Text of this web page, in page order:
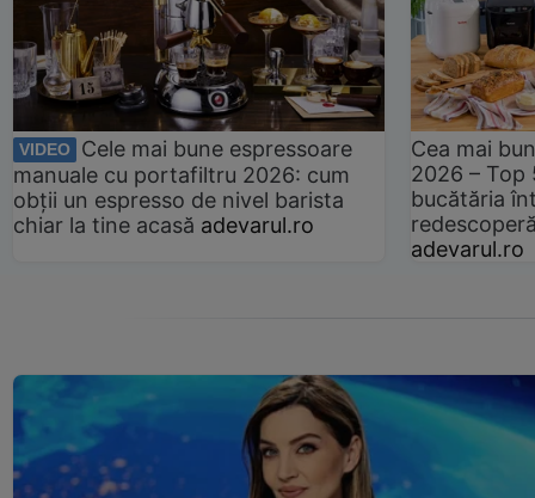
VIDEO
Cele mai bune espressoare
manuale cu portafiltru 2026: cum
obții un espresso de nivel barista
chiar la tine acasă adevarul.ro
Cea mai
2026 –
bucătăria
adevarul.ro